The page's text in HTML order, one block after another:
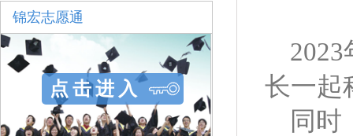
锦宏志愿通
点击进入
2023
长一起
同时